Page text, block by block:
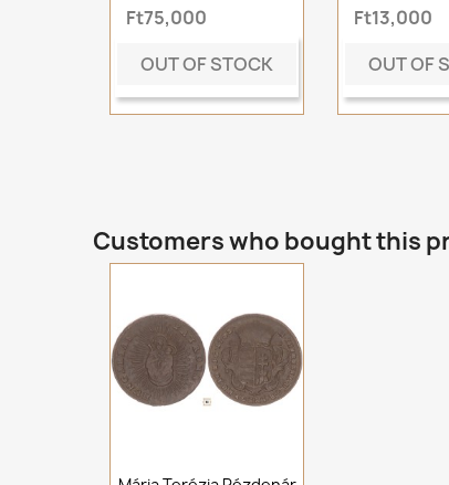
Ft75,000
OUT OF STOCK
Ft13,000
OUT OF
Customers who bought this